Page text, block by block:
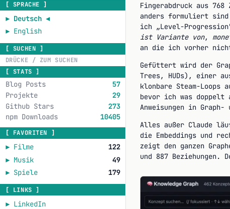
[ SPRACHE ]
► Deutsch◄
► English
[ SUCHEN ]
[ STATS ]
Blog Posts
57
Projekte
29
Github Stars
273
npm Downloads
10405
[ FAVORITEN ]
► Filme
122
► Musik
49
► Spiele 179
[ LINKS ]
► LinkedIn
Fingerabdruck aus
anders formuliert sind
ich „Level-
ist Variante von,
an die ich vorher
Gefüttert wird der
Trees, HUDs), einer
klonbare Steam-
bevor ich was doppelt
Anweisungen in
Alles außer Claude
die Embeddings und
zeigt den ganzen
und 887